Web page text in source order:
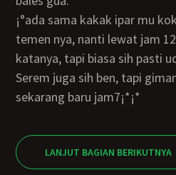
¡°ada sama kakak ipar mu kok, cuma dia keluar sama
temen nya, nanti lewat jam
katanya, tapi biasa sih pasti
Serem juga sih ben, tapi
sekarang baru jam7¡*¡*
LANJUT BAGIAN BERIKUTNYA